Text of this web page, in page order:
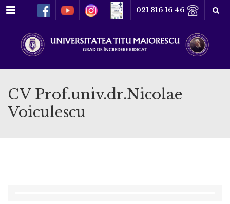
Meniu 021 316 16 46
CV Prof.univ.dr.Nicolae
Voiculescu